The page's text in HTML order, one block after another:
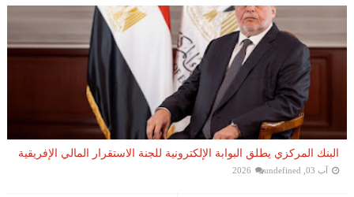
البنك المركزي يطلق البوابة الإلكترونية للجنة الاستقرار المالي الإفريقية
آب 03, 2026 undefined